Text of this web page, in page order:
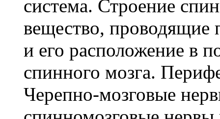
система. Строение
вещество, проводящие
и его расположение в
спинного мозга.
Черепно-мозговые